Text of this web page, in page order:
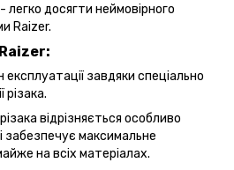
легко досягти неймовірного
Raizer.
завдяки спеціально
різака.
відрізняється особливо
забезпечує максимальне
на всіх матеріалах.